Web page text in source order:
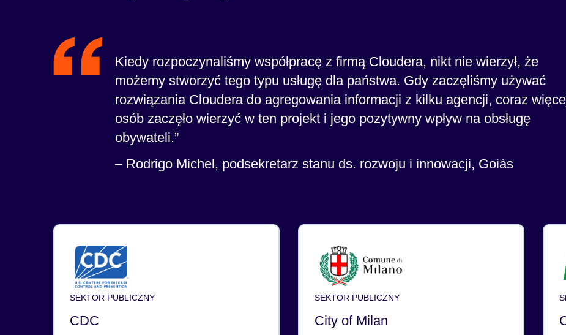
Kiedy rozpoczynaliśmy współpracę z firmą Cloudera, nikt nie wierzył, że
możemy stworzyć tego typu usługę dla państwa. Gdy zaczęliśmy używać
rozwiązania Cloudera do agregowania informacji z kilku agencji, coraz
osób zaczęło wierzyć w ten projekt i jego pozytywny wpływ na obsługę
obywateli.
– Rodrigo Michel, podsekretarz stanu ds. rozwoju i innowacji, Goiás
SEKTOR PUBLICZNY
CDC
SEKTOR PUBLICZNY
City of Milan